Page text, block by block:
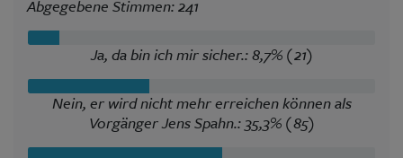
Abgegebene Stimmen: 241
Ja, da bin ich mir sicher.: 8,7% (21)
Nein, er wird nicht mehr erreichen können als
Vorgänger Jens Spahn.: 35,3% (85)